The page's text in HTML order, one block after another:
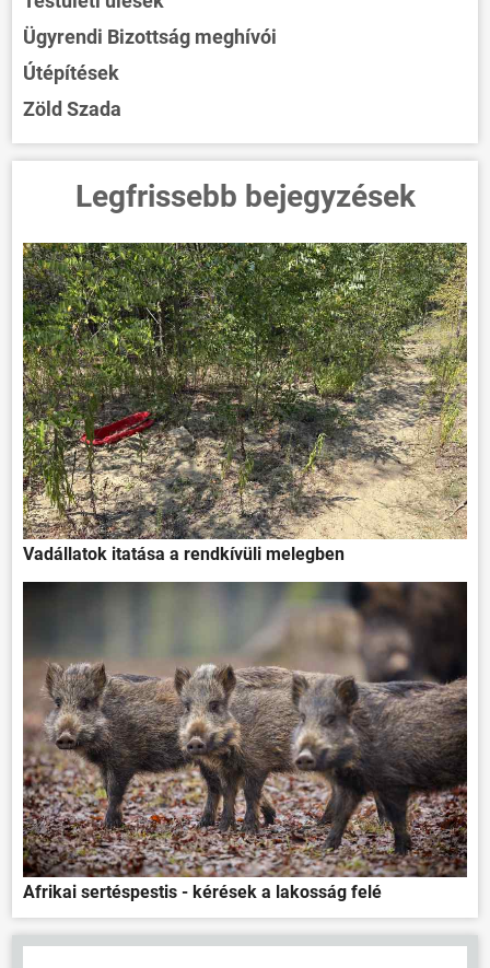
Ügyrendi Bizottság meghívói
Útépítések
Zöld Szada
Legfrissebb bejegyzések
Vadállatok itatása a rendkívüli melegben
Afrikai sertéspestis - kérések a lakosság felé